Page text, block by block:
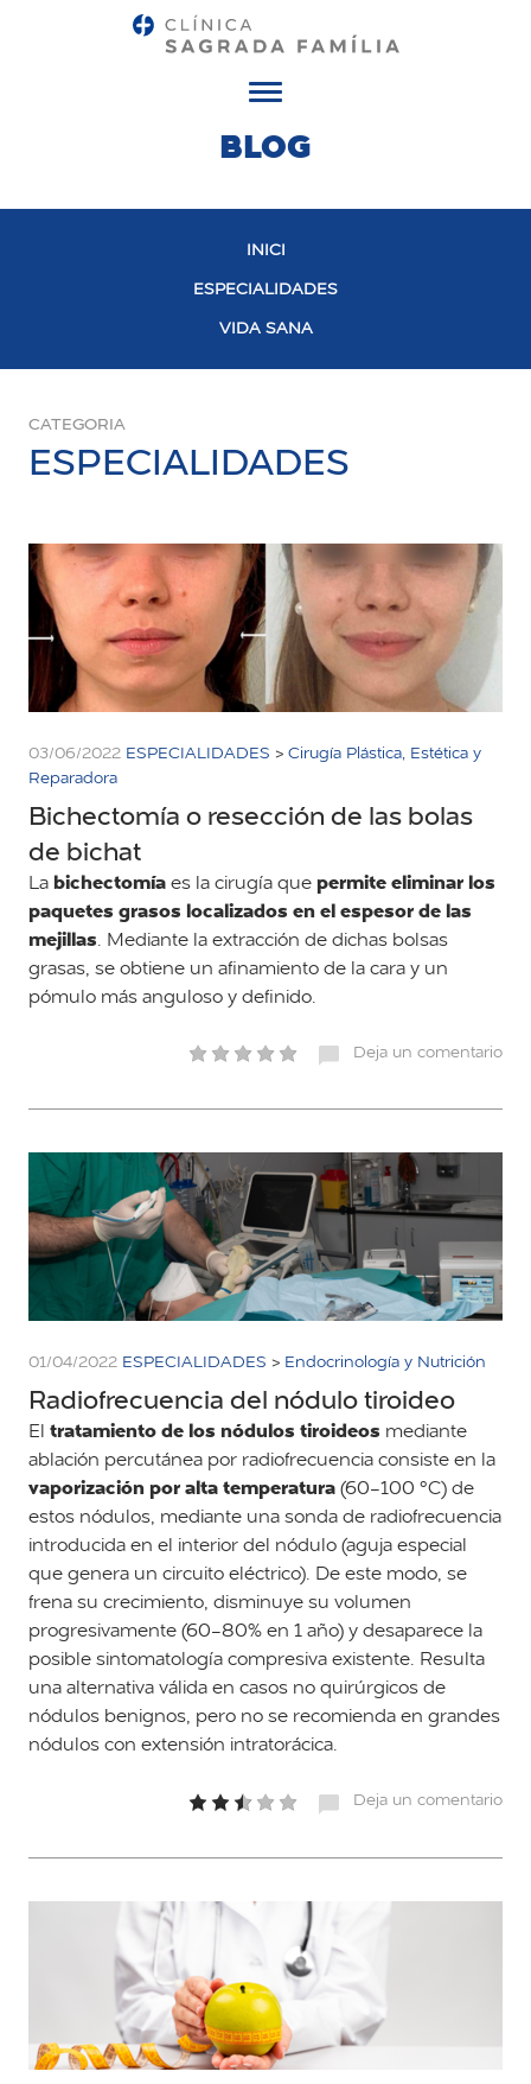
BLOG
INICI
ESPECIALIDADES
VIDA SANA
CATEGORIA
ESPECIALIDADES
03/06/2022 ESPECIALIDADES > Cirugía Plástica, Estética y
Reparadora
Bichectomía o resección de las bolas
de bichat
Labichectomíaes la cirugía que permite eliminar los
paquetes grasos localizados en el espesor de las
mejillas. Mediante la extracción de dichas bolsas
grasas, se obtiene un afinamiento de la cara y un
pómulo más anguloso y definido.
Deja un comentario
01/04/2022 ESPECIALIDADES > Endocrinología y Nutrición
Radiofrecuencia del nódulo tiroideo
El tratamiento de los nódulos tiroideos mediante
ablación percutánea por radiofrecuencia consiste en la
vaporización por alta temperatura(60-100 °C) de
estos nódulos, mediante una sonda de radiofrecuencia
introducida en el interior del nódulo (aguja especial
que genera un circuito eléctrico). De este modo, se
frena su crecimiento, disminuye su volumen
progresivamente (60-80% en 1 año) y desaparece la
posible sintomatología compresiva existente. Resulta
una alternativa válida en casos no quirúrgicos de
nódulos benignos, pero no se recomienda en grandes
nódulos con extensión intratorácica.
Deja un comentario